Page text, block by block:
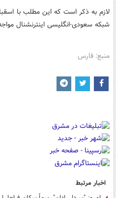
لازم به ذکر است که این مطلب با
شبکه سعودی-انگلیسی اینترنشنال
منبع: فارس
اخبار مرتبط